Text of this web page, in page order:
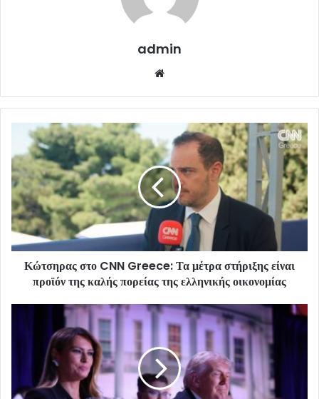
admin
Κώτσηρας στο CNN Greece: Τα μέτρα στήριξης είναι
προϊόν της καλής πορείας της ελληνικής οικονομίας